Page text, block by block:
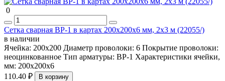
0
Сетка сварная ВР-1 в картах 200х200х6 мм, 2х3 м (22055/)
в наличии
Ячейка: 200х200 Диаметр проволоки: 6 Покрытие проволоки:
неоцинкованное Тип арматуры: ВР-1 Характеристики ячейки,
мм: 200х200х6
110.40 ₽
В корзину